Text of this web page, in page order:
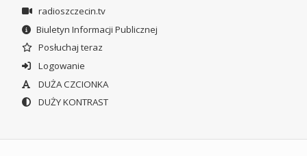
radioszczecin.tv
Biuletyn Informacji Publicznej
Posłuchaj teraz
Logowanie
DUŻA CZCIONKA
DUŻY KONTRAST